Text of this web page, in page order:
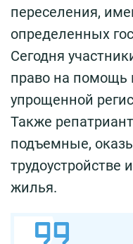
переселения,
определенных
Сегодня
право на помощь
упрощенной
Также
подъемные,
трудоустройстве
жилья.